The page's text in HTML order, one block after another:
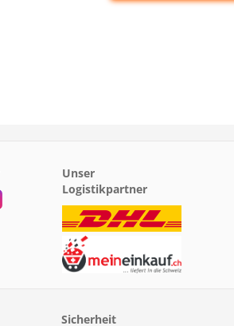
Unser
Logistikpartner
Sicherheit